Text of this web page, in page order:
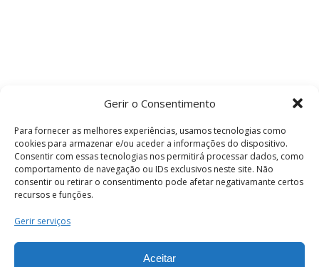
Gerir o Consentimento
Para fornecer as melhores experiências, usamos tecnologias como
cookies para armazenar e/ou aceder a informações do dispositivo.
Consentir com essas tecnologias nos permitirá processar dados, como
comportamento de navegação ou IDs exclusivos neste site. Não
consentir ou retirar o consentimento pode afetar negativamante certos
recursos e funções.
Gerir serviços
Aceitar
Termos e Condições